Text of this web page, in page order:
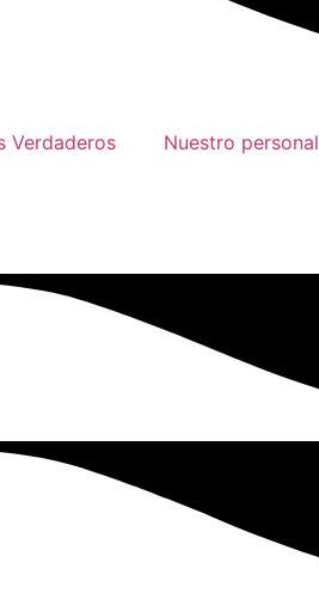
Verdaderos Nuestro personal